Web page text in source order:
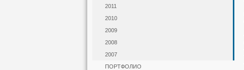
2011
2010
2009
2008
2007
ПОРТФОЛИО